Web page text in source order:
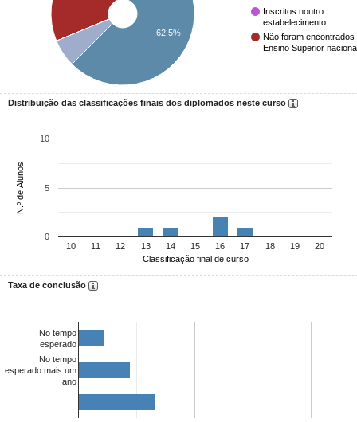
Inscritos noutro
estabelecimento
Não foram encontrados
Ensino Superior
62.5%
Distribuição das classificações finais dos diplomados neste curso
10 11 12 13 14 15 16 17 18 19 20
0
5
10
Classificação final de curso
N.º de Alunos
Taxa de conclusão
No tempo
esperado
No tempo
esperado mais um
ano